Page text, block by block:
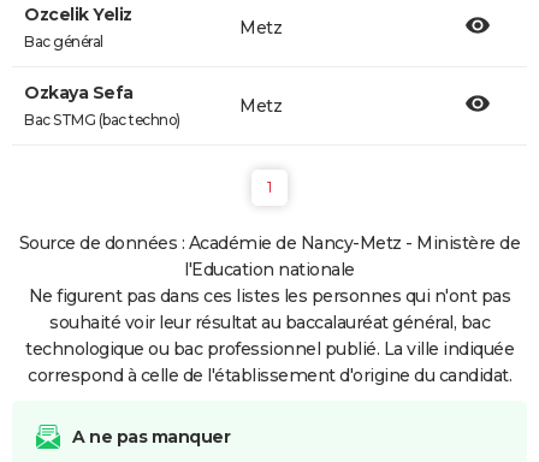
Ozcelik Yeliz
Bac général
Metz
Ozkaya Sefa
Bac STMG (bac techno)
Metz
1
Source de données : Académie de Nancy-Metz - Ministère de
l'Education nationale
Ne figurent pas dans ces listes les personnes qui n'ont pas
souhaité voir leur résultat au baccalauréat général, bac
technologique ou bac professionnel publié. La ville indiquée
correspond à celle de l'établissement d'origine du candidat.
A ne pas manquer